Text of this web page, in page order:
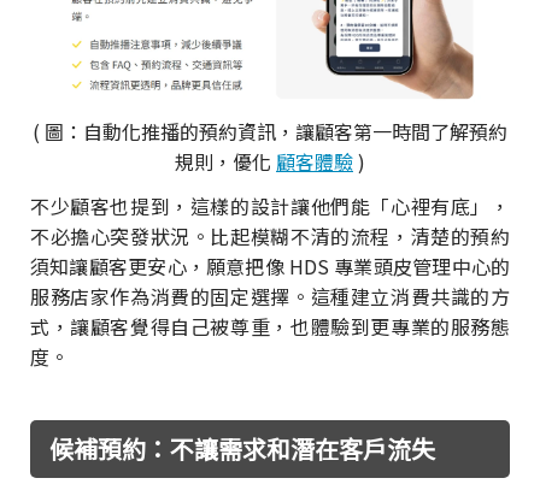
( 圖：自動化推播的預約資訊，讓顧客第一時間了解預約
規則，優化 顧客體驗)
不少顧客也提到，這樣的設計讓他們能「心裡有底」，
不必擔心突發狀況。比起模糊不清的流程，清楚的預約
須知讓顧客更安心，願意把像 HDS 專業頭皮管理中心的
服務店家作為消費的固定選擇。這種建立消費共識的方
式，讓顧客覺得自己被尊重，也體驗到更專業的服務態
度。
候補預約：不讓需求和潛在客戶流失